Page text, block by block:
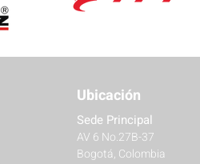
Ubicación
Sede Principal
AV 6 No.27B-37
Bogotá, Colombia